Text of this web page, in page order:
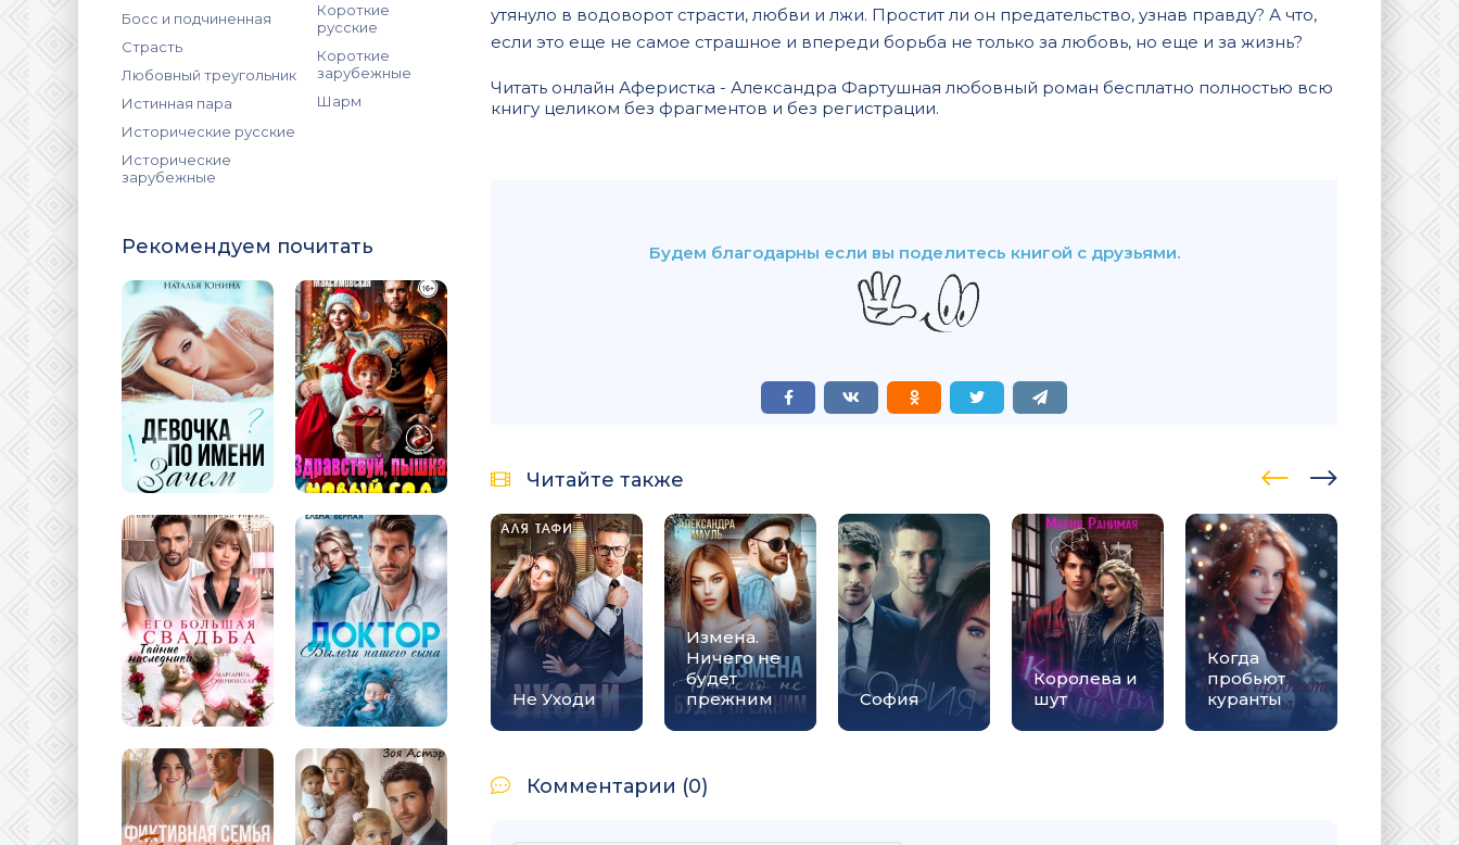
Босс и подчиненная
Страсть
Любовный треугольник
Истинная пара
Исторические русские
Исторические
зарубежные
Короткие
русские
Короткие
зарубежные
Шарм
Рекомендуем почитать
утянуло в водоворот страсти, любви и лжи. Простит ли он предательство, узнав правду? А что,
если это еще не самое страшное и впереди борьба не только за любовь, но еще и за жизнь?
Читать онлайн Аферистка - Александра Фартушная любовный роман бесплатно полностью всю
книгу целиком без фрагментов и без регистрации.
Будем благодарны если вы поделитесь книгой с друзьями.
Читайте также
Не Уходи
Измена.
Ничего не
будет
прежним
София
Королева и
шут
Когда
пробьют
куранты
Комментарии (0)